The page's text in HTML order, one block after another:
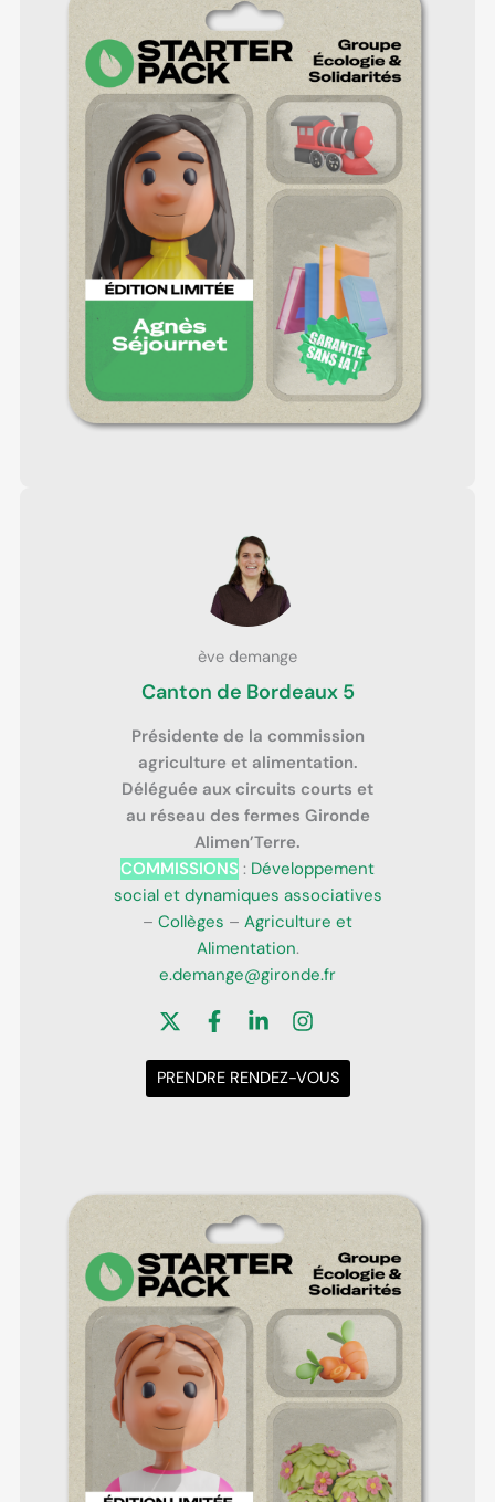
ève demange
Canton de Bordeaux 5
Présidente de la commission
agriculture et alimentation.
Déléguée aux circuits courts et
au réseau des fermes Gironde
Alimen’Terre.
COMMISSIONS : Développement
social et dynamiques associatives
– Collèges – Agriculture et
Alimentation.
e.demange@gironde.fr
PRENDRE RENDEZ-VOUS